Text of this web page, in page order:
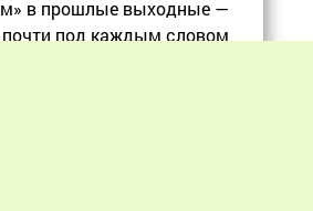
в прошлые выходные —
под каждым словом